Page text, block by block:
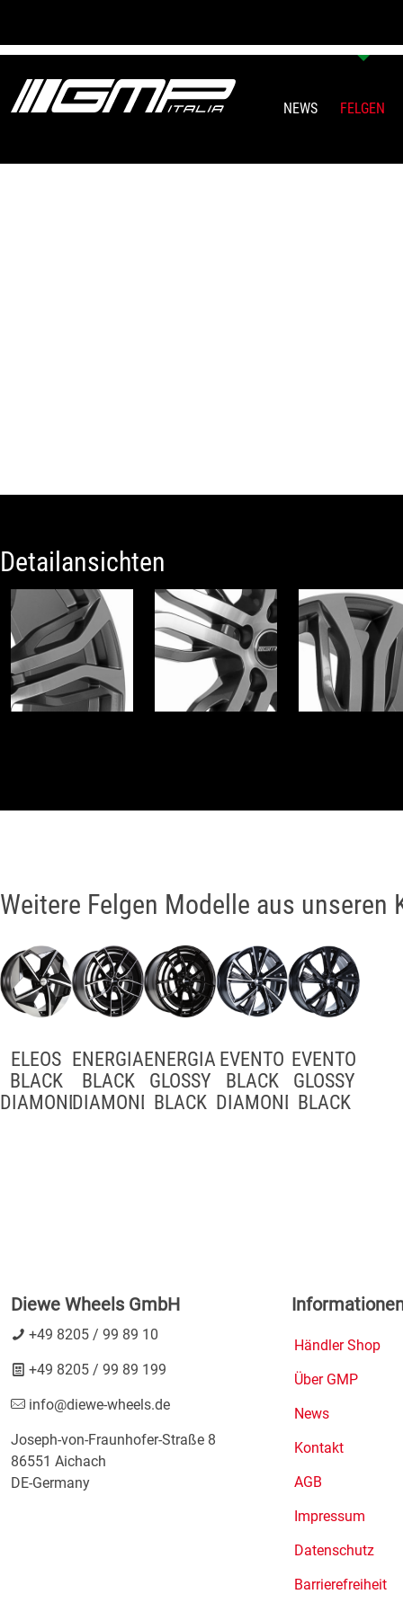
NEWS FELGEN
Detailansichten
Weitere Felgen Modelle aus unseren
ELEOS
BLACK
DIAMOND
ENERGIA
BLACK
DIAMOND
ENERGIA
GLOSSY
BLACK
EVENTO
BLACK
DIAMOND
EVENTO
GLOSSY
BLACK
Diewe Wheels GmbH
+49 8205 / 99 89 10
+49 8205 / 99 89 199
info@diewe-wheels.de
Joseph-von-Fraunhofer-Straße 8
86551 Aichach
DE-Germany
Händler Shop
Über GMP
News
Kontakt
AGB
Impressum
Datenschutz
Barrierefreiheit